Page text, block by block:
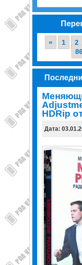
« 1 2
HDRip
Дата: